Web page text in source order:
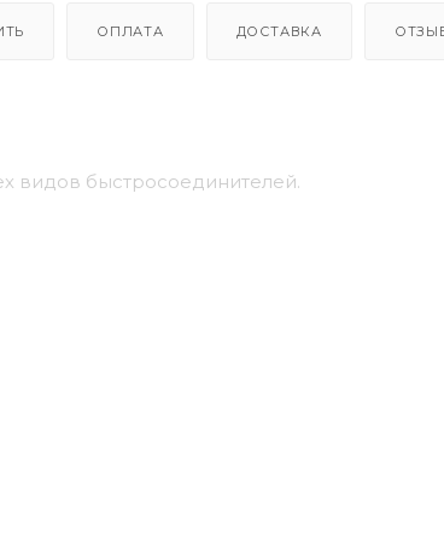
ОПЛАТА ДОСТАВКА
видов быстросоединителей.